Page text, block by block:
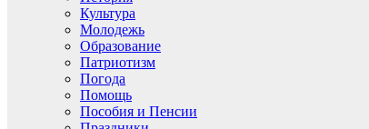
Культура
Молодежь
Образование
Патриотизм
Погода
Помощь
Пособия и Пенсии